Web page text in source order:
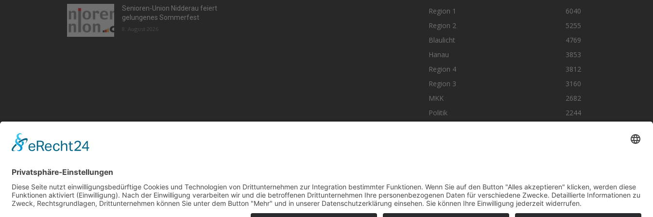
Senioren-Union Nidderau feiert
gelungenes Sommerfest
8. August 2026
Region 1
6040
Region 2
5255
Blaulicht
4769
Hanau
3853
Region 4
3812
Region 3
3160
MKK
2682
Politik
2244
Kontaktiere uns: team@mkk-echo.de
Folge uns auf SocialMedia